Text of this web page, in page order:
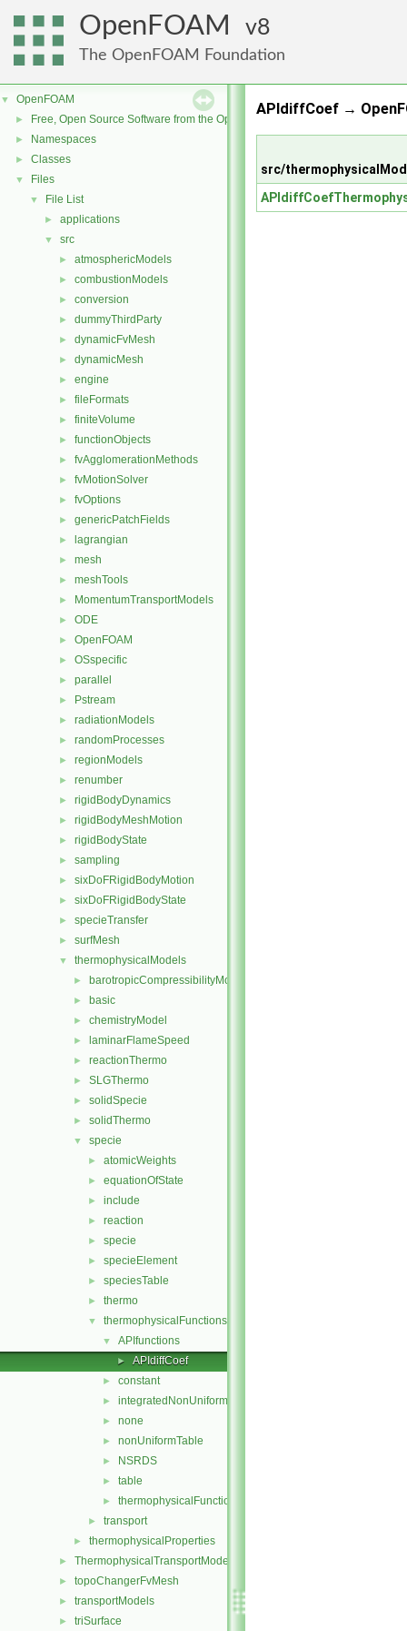
OpenFOAM 8
The OpenFOAM Foundation
▼ OpenFOAM
► Free, Open Source Software from the OpenFOAM Foundation
► Namespaces
► Classes
▼ Files
▼ File List
► applications
▼ src
► atmosphericModels
► combustionModels
► conversion
► dummyThirdParty
► dynamicFvMesh
► dynamicMesh
► engine
► fileFormats
► finiteVolume
► functionObjects
► fvAgglomerationMethods
► fvMotionSolver
► fvOptions
► genericPatchFields
► lagrangian
► mesh
► meshTools
► MomentumTransportModels
► ODE
► OpenFOAM
► OSspecific
► parallel
► Pstream
► radiationModels
► randomProcesses
► regionModels
► renumber
► rigidBodyDynamics
► rigidBodyMeshMotion
► rigidBodyState
► sampling
► sixDoFRigidBodyMotion
► sixDoFRigidBodyState
► specieTransfer
► surfMesh
▼ thermophysicalModels
► barotropicCompressibilityModel
► basic
► chemistryModel
► laminarFlameSpeed
► reactionThermo
► SLGThermo
► solidSpecie
► solidThermo
▼ specie
► atomicWeights
► equationOfState
► include
► reaction
► specie
► specieElement
► speciesTable
► thermo
▼ thermophysicalFunctions
▼ APIfunctions
► APIdiffCoef
► constant
► integratedNonUniformTable
► none
► nonUniformTable
► NSRDS
► table
► thermophysicalFunction
► transport
► thermophysicalProperties
► ThermophysicalTransportModels
► topoChangerFvMesh
► transportModels
► triSurface
APIdiffCoef →
src/